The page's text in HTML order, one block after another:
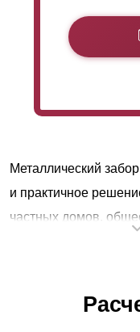
Металлический
и практичное
частных домов,
солнечного света и